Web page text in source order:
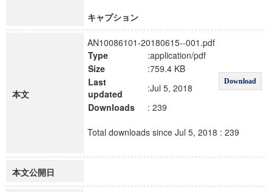
キャプション
本文
AN10086101-20180615--001.pdf
Type
:application/pdf
Download
Size
:759.4 KB
Last
updated
:Jul 5, 2018
Downloads
: 239
Total downloads since Jul 5, 2018 : 239
本文公開日